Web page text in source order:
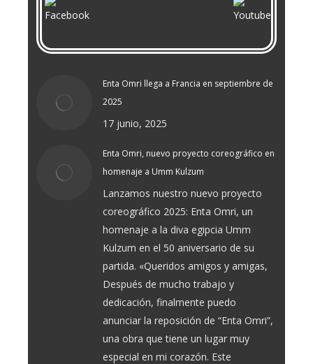
Enta Omri llega a Francia en septiembre de
2025
17 junio, 2025
Enta Omri, nuevo proyecto coreográfico en
homenaje a Umm Kulzum
Lanzamos nuestro nuevo proyecto
coreográfico 2025: Enta Omri, un
homenaje a la diva egipcia Umm
Kulzum en el 50 aniversario de su
partida. «Queridos amigos y amigas,
Después de mucho trabajo y
dedicación, finalmente puedo
anunciar la reposición de “Enta Omri”,
una obra que tiene un lugar muy
especial en mi corazón. Este